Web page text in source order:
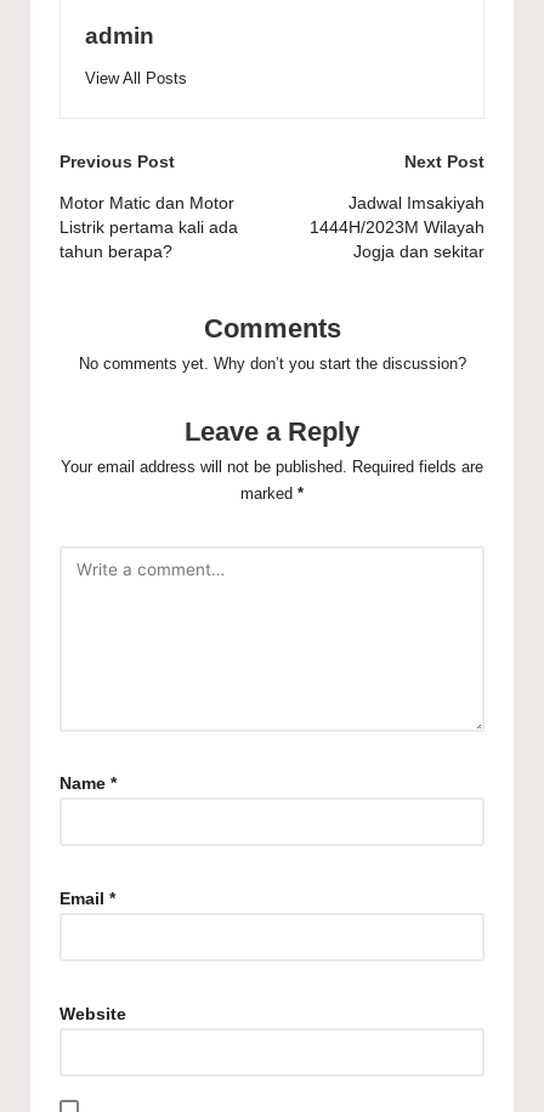
admin
View All Posts
Post
navigation
Previous Post
Motor Matic dan Motor
Listrik pertama kali ada
tahun berapa?
Next Post
Jadwal Imsakiyah
1444H/2023M Wilayah
Jogja dan sekitar
Comments
No comments yet. Why don’t you start the discussion?
Leave a Reply
Your email address will not be published.
Required fields are
marked *
Name *
Email *
Website